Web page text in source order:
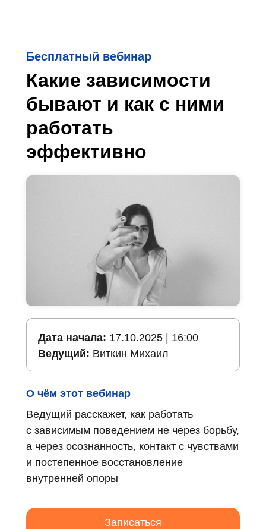
Ведущий расскажет, как работать
с зависимым поведением не через борьбу,
а через осознанность, контакт с чувствами
и постепенное восстановление
внутренней опоры
О чём этот вебинар
Записаться
Дата начала: 17.10.2025 | 16:00
Ведущий: Виткин Михаил
Бесплатный вебинар
Какие зависимости
бывают и как с ними
работать
эффективно